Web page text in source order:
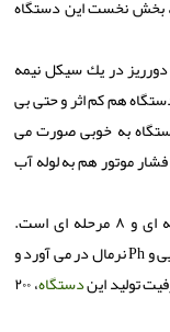
بخش نخست این دستگاه
در یك سیكل نیمه
هم كم اثر و حتی بی
به خوبی صورت می
موتور هم به لوله آب
امانی تصریح كرد: تولید این دستگاه جدید ۷ مرحله ای و ۸ مرحله ای است.
دستگاه مذكور بعد از تصفیه، آب را به صورت آب قلیایی و Ph نرمال در می آورد و
تولید ایندستگاه ، ۲۰۰